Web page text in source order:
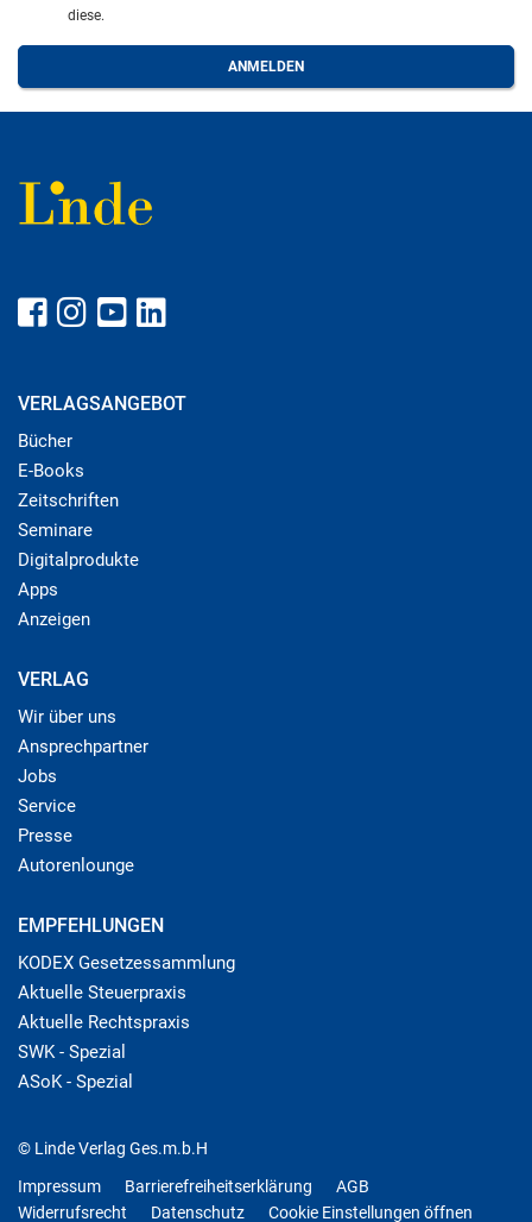
diese.
VERLAGSANGEBOT
Bücher
E-Books
Zeitschriften
Seminare
Digitalprodukte
Apps
Anzeigen
VERLAG
Wir über uns
Ansprechpartner
Jobs
Service
Presse
Autorenlounge
EMPFEHLUNGEN
KODEX Gesetzessammlung
Aktuelle Steuerpraxis
Aktuelle Rechtspraxis
SWK - Spezial
ASoK - Spezial
© Linde Verlag Ges.m.b.H
Impressum
Barrierefreiheitserklärung
AGB
Widerrufsrecht
Datenschutz Cookie Einstellungen öffnen